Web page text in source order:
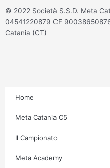
t
a
g
e
b
t
t
t
© 2022 Società S.S.D. Meta
04541220879 CF
Catania (CT)
Home
Meta Catania C5
Il Campionato
Meta Academy